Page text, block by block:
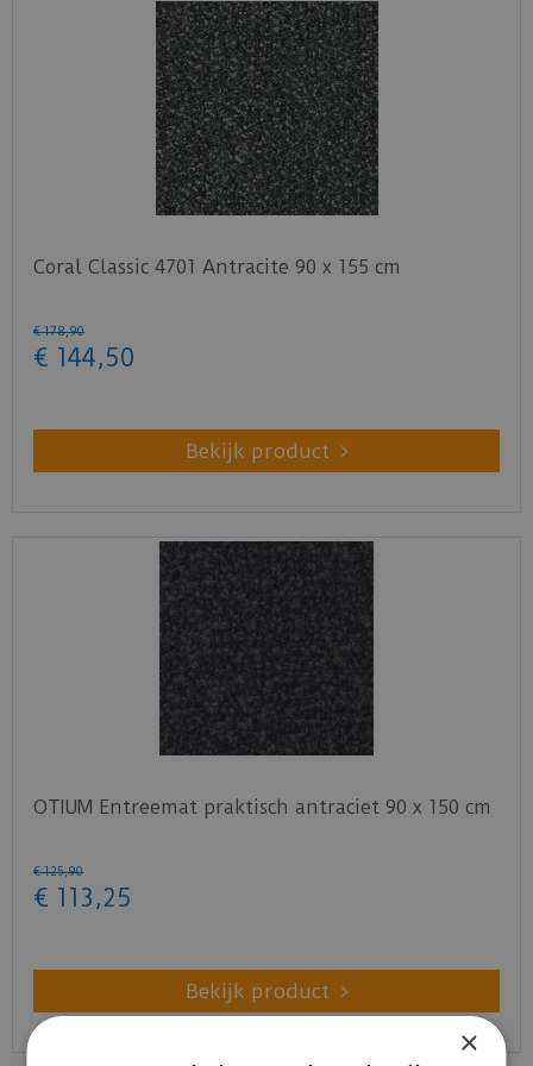
Coral Classic 4701 Antracite 90 x 155 cm
€ 178,90
€ 144,50
Bekijk product
OTIUM Entreemat praktisch antraciet 90 x 150 cm
€ 125,90
€ 113 ,25
Bekijk product
×